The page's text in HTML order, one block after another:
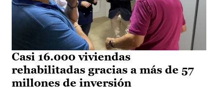
Casi 16.000 viviendas
rehabilitadas gracias a más de 57
millones de inversión